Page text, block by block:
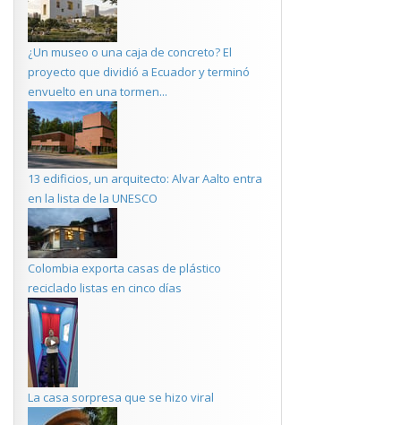
¿Un museo o una caja de concreto? El
proyecto que dividió a Ecuador y terminó
envuelto en una tormen...
13 edificios, un arquitecto: Alvar Aalto entra
en la lista de la UNESCO
Colombia exporta casas de plástico
reciclado listas en cinco días
La casa sorpresa que se hizo viral